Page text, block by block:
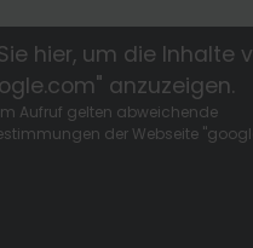
hier, um die Inhalte
anzuzeigen.
Aufruf gelten abweichende
der Webseite